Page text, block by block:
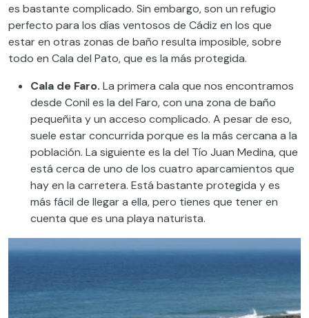
es bastante complicado. Sin embargo, son un refugio
perfecto para los días ventosos de Cádiz en los que
estar en otras zonas de baño resulta imposible, sobre
todo en Cala del Pato, que es la más protegida.
Cala de Faro. La primera cala que nos encontramos
desde Conil es la del Faro, con una zona de baño
pequeñita y un acceso complicado. A pesar de eso,
suele estar concurrida porque es la más cercana a la
población. La siguiente es la del Tío Juan Medina, que
está cerca de uno de los cuatro aparcamientos que
hay en la carretera. Está bastante protegida y es
más fácil de llegar a ella, pero tienes que tener en
cuenta que es una playa naturista.